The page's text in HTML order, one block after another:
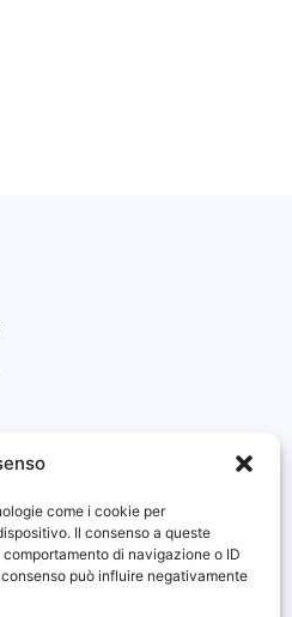
come i cookie per
Il consenso a queste
di navigazione o ID
può influire negativamente